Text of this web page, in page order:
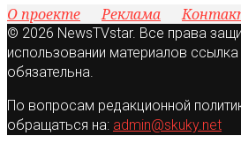
О проекте Реклама
© 2026 NewsTVstar. Все права
использовании материалов ссылка
обязательна.
По вопросам редакционной
обращаться на: admin@skuky.net